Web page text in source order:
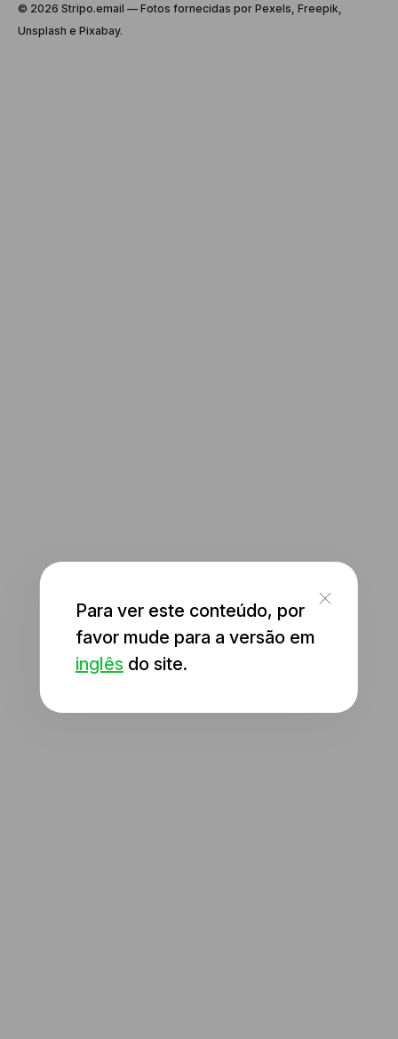
Para ver este conteúdo, por
favor mude para a versão em
inglês do site.
© 2026 Stripо.email — Fotos fornecidas por Pexels, Freepik,
Unsplash e Pixabay.